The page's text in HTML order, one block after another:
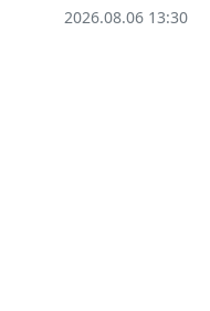
2026.08.06 13:30